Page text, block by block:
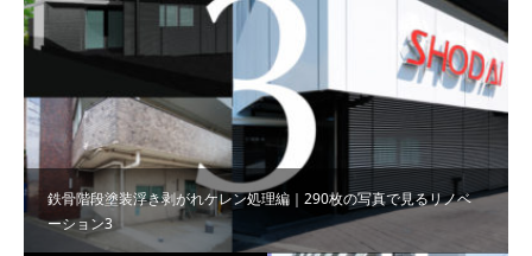
鉄骨階段塗装浮き剥がれケレン処理編｜290枚の写真で見るリノベ
ーション3